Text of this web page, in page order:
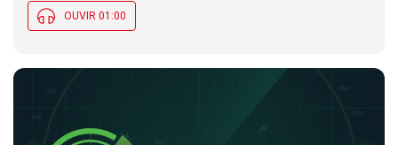
OUVIR 01:00